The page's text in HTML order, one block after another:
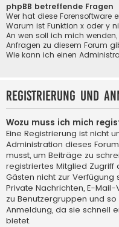
phpBB betreffende Fragen
Wer hat diese Forensoftware
Warum ist Funktion x oder y
An wen soll ich mich
Anfragen zu diesem Forum
Wie kann ich einen
Registrierung und
Wozu muss ich mich
Eine Registrierung ist nicht
Administration dieses
musst, um Beiträge zu
registriertes Mitglied Zugriff
Gästen nicht zur Verfügung
Private Nachrichten, E-
zu Benutzergruppen und
Anmeldung, da sie schnell
bietet.